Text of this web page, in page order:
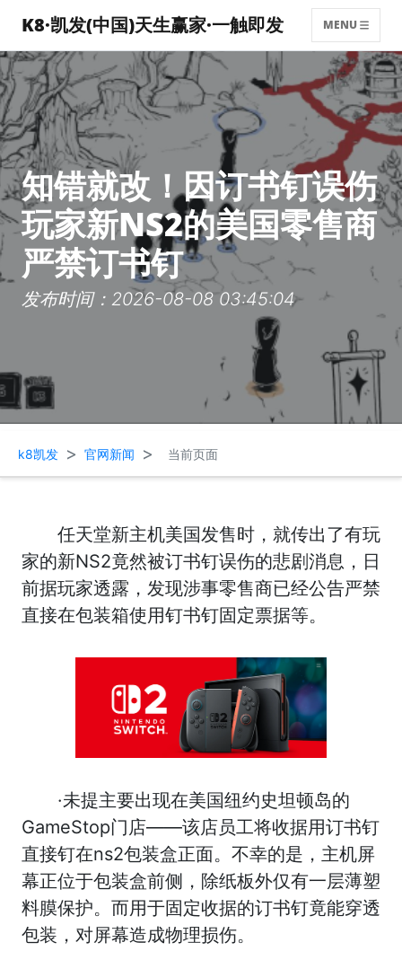
K8·凯发(中国)天生赢家·一触即发 MENU
知错就改！因订书钉误伤
玩家新NS2的美国零售商
严禁订书钉
发布时间：2026-08-08 03:45:04
k8凯发 > 官网新闻 > 当前页面
任天堂新主机美国发售时，就传出了有玩
家的新NS2竟然被订书钉误伤的悲剧消息，日
前据玩家透露，发现涉事零售商已经公告严禁
直接在包装箱使用钉书钉固定票据等。
·未提主要出现在美国纽约史坦顿岛的
GameStop门店——该店员工将收据用订书钉
直接钉在ns2包装盒正面。不幸的是，主机屏
幕正位于包装盒前侧，除纸板外仅有一层薄塑
料膜保护。而用于固定收据的订书钉竟能穿透
包装，对屏幕造成物理损伤。